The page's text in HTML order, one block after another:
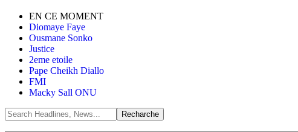
EN CE MOMENT
Diomaye Faye
Ousmane Sonko
Justice
2eme etoile
Pape Cheikh Diallo
FMI
Macky Sall ONU